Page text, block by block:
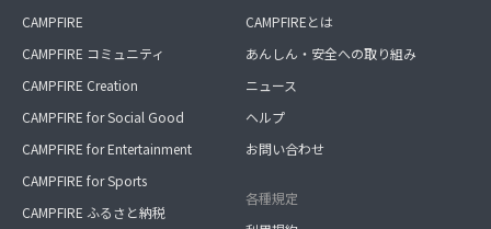
CAMPFIRE
CAMPFIRE コミュニティ
CAMPFIRE Creation
CAMPFIRE for Social Good
CAMPFIRE for Entertainment
CAMPFIRE for Sports
CAMPFIRE ふるさと納税
CAMPFIREとは
あんしん・安全への取り組み
ニュース
ヘルプ
お問い合わせ
各種規定